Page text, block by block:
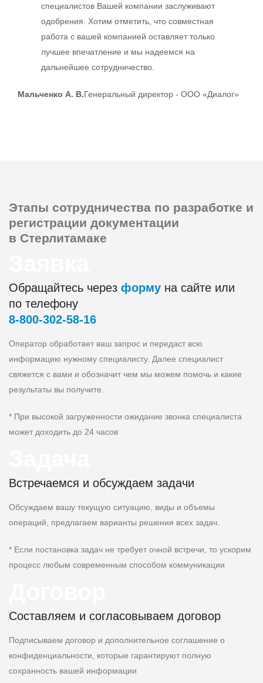
специалистов Вашей компании заслуживают
одобрения. Хотим отметить, что совместная
работа с вашей компанией оставляет только
лучшее впечатление и мы надеемся на
дальнейшее сотрудничество.
Мальченко А. В.Генеральный директор - ООО «Диалог»
Этапы сотрудничества по разработке и
регистрации документации
в Стерлитамаке
Обращайтесь через форму на сайте или
по телефону
8‑800‑302‑58‑16
Оператор обработает ваш запрос и передаст всю
информацию нужному специалисту. Далее специалист
свяжется с вами и обозначит чем мы можем помочь и какие
результаты вы получите.
* При высокой загруженности ожидание звонка специалиста
может доходить до 24 часов
Встречаемся и обсуждаем задачи
Обсуждаем вашу текущую ситуацию, виды и объемы
операций, предлагаем варианты решения всех задач.
* Если постановка задач не требует очной встречи, то ускорим
процесс любым современным способом коммуникации
Составляем и согласовываем договор
Подписываем договор и дополнительное соглашение о
конфиденциальности, которые гарантируют полную
сохранность вашей информации